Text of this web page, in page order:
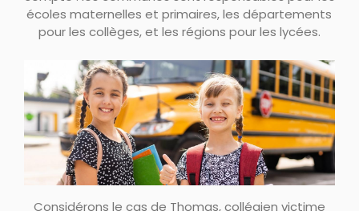
écoles maternelles et primaires, les départements
pour les collèges, et les régions pour les lycées.
Considérons le cas de Thomas, collégien victime